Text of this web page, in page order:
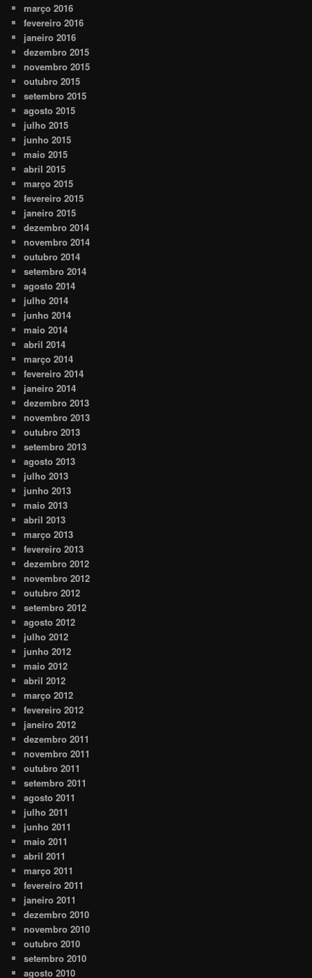
março 2016
fevereiro 2016
janeiro 2016
dezembro 2015
novembro 2015
outubro 2015
setembro 2015
agosto 2015
julho 2015
junho 2015
maio 2015
abril 2015
março 2015
fevereiro 2015
janeiro 2015
dezembro 2014
novembro 2014
outubro 2014
setembro 2014
agosto 2014
julho 2014
junho 2014
maio 2014
abril 2014
março 2014
fevereiro 2014
janeiro 2014
dezembro 2013
novembro 2013
outubro 2013
setembro 2013
agosto 2013
julho 2013
junho 2013
maio 2013
abril 2013
março 2013
fevereiro 2013
dezembro 2012
novembro 2012
outubro 2012
setembro 2012
agosto 2012
julho 2012
junho 2012
maio 2012
abril 2012
março 2012
fevereiro 2012
janeiro 2012
dezembro 2011
novembro 2011
outubro 2011
setembro 2011
agosto 2011
julho 2011
junho 2011
maio 2011
abril 2011
março 2011
fevereiro 2011
janeiro 2011
dezembro 2010
novembro 2010
outubro 2010
setembro 2010
agosto 2010